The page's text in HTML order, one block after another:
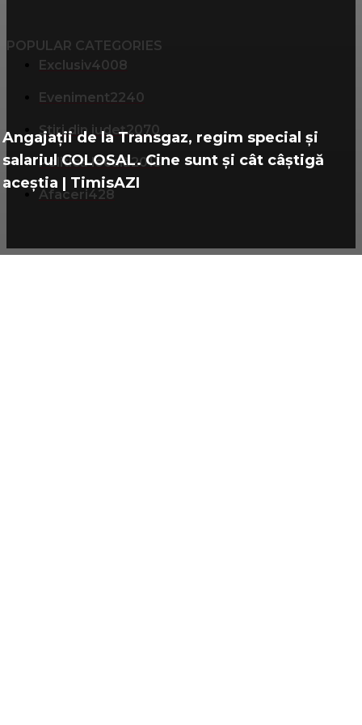
Angajații de la Transgaz, regim special și
salariul COLOSAL. Cine sunt și cât câștigă
aceștia | TimisAZI
POPULAR CATEGORIES
Exclusiv4008
Eveniment2240
Știri din județ2070
Politică locală2013
Afaceri428